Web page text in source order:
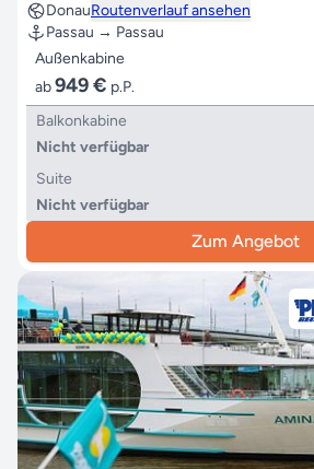
DonauRoutenverlauf ansehen
Passau → Passau
Außenkabine
ab949 € p.P.
Balkonkabine
Nicht verfügbar
Suite
Nicht verfügbar
Zum Angebot